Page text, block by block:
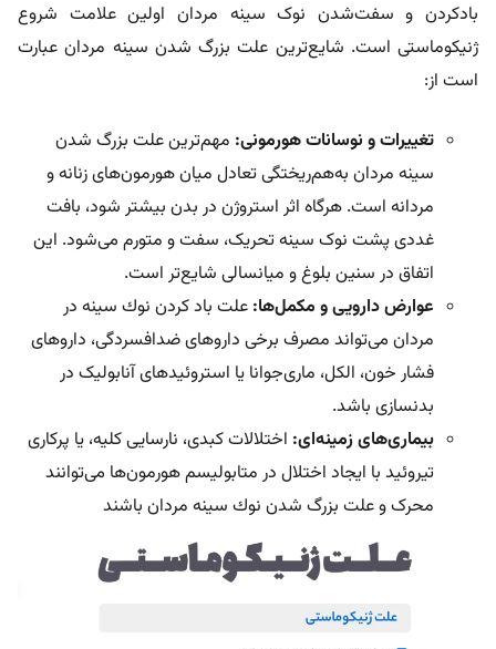
باد‌کردن و سفت‌شدن نوک سینه مردان اولین علامت شروع
ژنیکوماستی است. شایع‌ترین علت بزرگ شدن سينه مردان عبارت
است از:
تغییرات و نوسانات هورمونی: مهم‌ترین علت بزرگ شدن
سينه مردان به‌هم‌ریختگی تعادل میان هورمون‌های زنانه و
مردانه است. هرگاه اثر استروژن در بدن بیشتر شود، بافت
غددی پشت نوک سینه تحریک، سفت و متورم می‌شود. این
اتفاق در سنین بلوغ و میانسالی شایع‌تر است.
عوارض دارویی و مکمل‌ها: علت باد كردن نوك سينه در
مردان می‌تواند مصرف برخی داروهای ضدافسردگی، داروهای
فشار خون، الکل، ماری‌جوانا یا استروئیدهای آنابولیک در
بدنسازی‌ باشد.
بیماری‌های زمینه‌ای: اختلالات کبدی، نارسایی کلیه، یا پرکاری
تیروئید با ایجاد اختلال در متابولیسم هورمون‌ها می‌توانند
محرک و علت بزرگ شدن نوك سينه مردان باشند